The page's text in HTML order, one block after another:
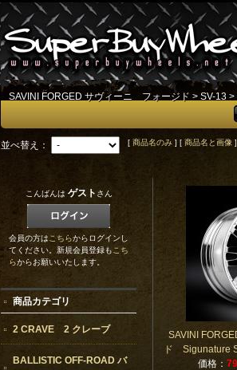
SAVINI FORGED サヴィーニ フォージド > SV-13 >
並べ替え： [ 商品名のみ ] [ 商品名と画像
SAVINI
ド Sigunature
価格：
こんばんは ゲスト さん
会員の方はこちらからログインし
てください。新規会員登録もこち
らからお願いいたします。
商品カテゴリ
2 CRAVE 2 クレーブ
BALLISTIC OFF-ROAD バ